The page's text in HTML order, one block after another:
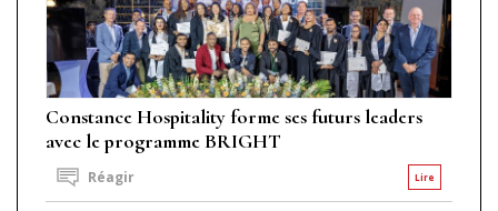
Constance Hospitality forme ses futurs leaders
avec le programme BRIGHT
Lire
Réagir